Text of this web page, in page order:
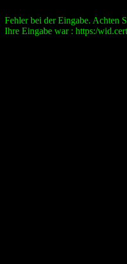
Fehler bei der Eingabe. Achten
Ihre Eingabe war : https:/